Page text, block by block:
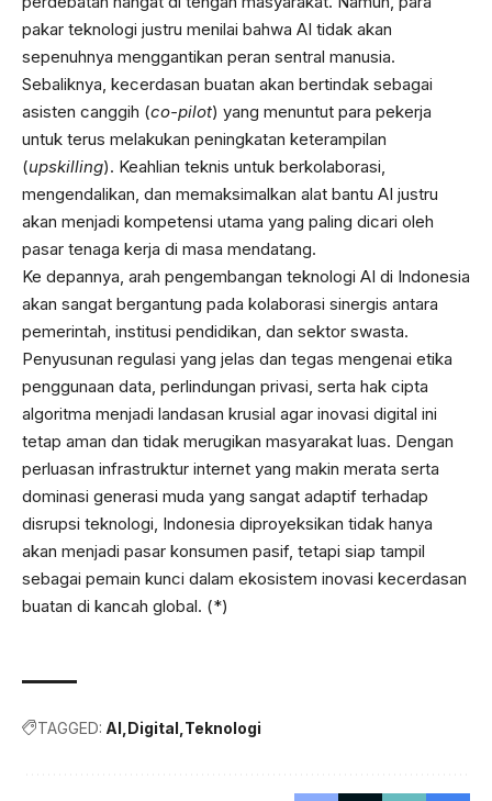
pakar teknologi justru menilai bahwa AI tidak akan
sepenuhnya menggantikan peran sentral manusia.
Sebaliknya, kecerdasan buatan akan bertindak sebagai
asisten canggih (co-pilot) yang menuntut para pekerja
untuk terus melakukan peningkatan keterampilan
(upskilling). Keahlian teknis untuk berkolaborasi,
mengendalikan, dan memaksimalkan alat bantu AI justru
akan menjadi kompetensi utama yang paling dicari oleh
pasar tenaga kerja di masa mendatang.
Ke depannya, arah pengembangan teknologi AI di Indonesia
akan sangat bergantung pada kolaborasi sinergis antara
pemerintah, institusi pendidikan, dan sektor swasta.
Penyusunan regulasi yang jelas dan tegas mengenai etika
penggunaan data, perlindungan privasi, serta hak cipta
algoritma menjadi landasan krusial agar inovasi digital ini
tetap aman dan tidak merugikan masyarakat luas. Dengan
perluasan infrastruktur internet yang makin merata serta
dominasi generasi muda yang sangat adaptif terhadap
disrupsi teknologi, Indonesia diproyeksikan tidak hanya
akan menjadi pasar konsumen pasif, tetapi siap tampil
sebagai pemain kunci dalam ekosistem inovasi kecerdasan
buatan di kancah global. (*)
TAGGED: AI Digital Teknologi